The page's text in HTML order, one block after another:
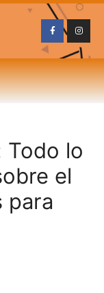
Todo lo
el
para